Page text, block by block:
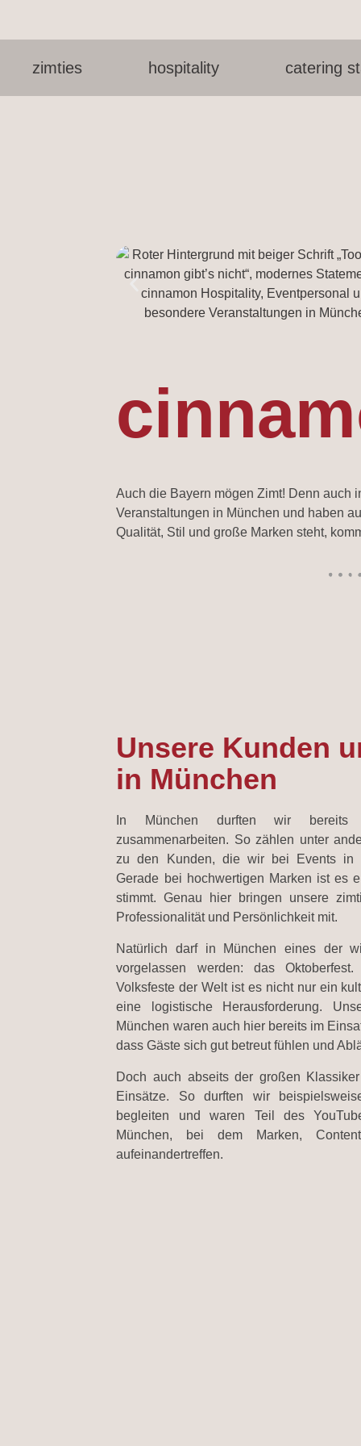
zimties hospitality catering
Auch die Bayern mögen Zimt! Denn auch
Veranstaltungen in München und haben
Qualität, Stil und große Marken steht,
Unsere Kunden
in München
In München durften wir bereits
zusammenarbeiten. So zählen unter
zu den Kunden, die wir bei Events in
Gerade bei hochwertigen Marken ist es
stimmt. Genau hier bringen unsere
Professionalität und Persönlichkeit mit.
Natürlich darf in München eines der
vorgelassen werden: das
Volksfeste der Welt ist es nicht nur ein
eine logistische Herausforderung.
München waren auch hier bereits im
dass Gäste sich gut betreut fühlen und
Doch auch abseits der großen
Einsätze. So durften wir
begleiten und waren Teil des
München, bei dem Marken,
aufeinandertreffen.